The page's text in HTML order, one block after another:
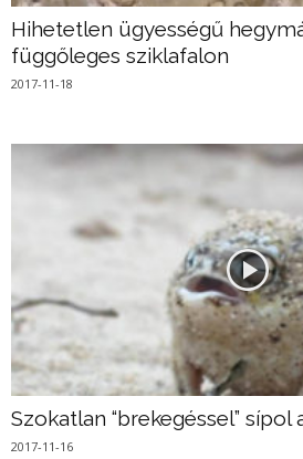
Hihetetlen ügyességű
függőleges sziklafalon
2017-11-18
Szokatlan “brekegéssel” sípol
2017-11-16